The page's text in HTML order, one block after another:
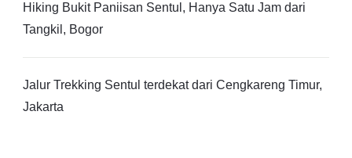
Hiking Bukit Paniisan Sentul, Hanya Satu Jam dari
Tangkil, Bogor
Jalur Trekking Sentul terdekat dari Cengkareng Timur,
Jakarta